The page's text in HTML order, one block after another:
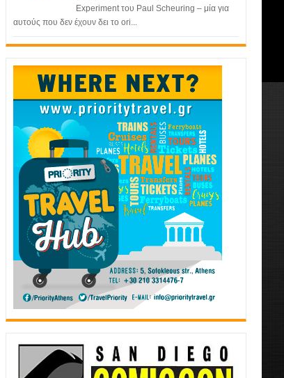
Experiment του Paul Scheuring – μία για
αυτούς που δεν έχουν δει το ori...